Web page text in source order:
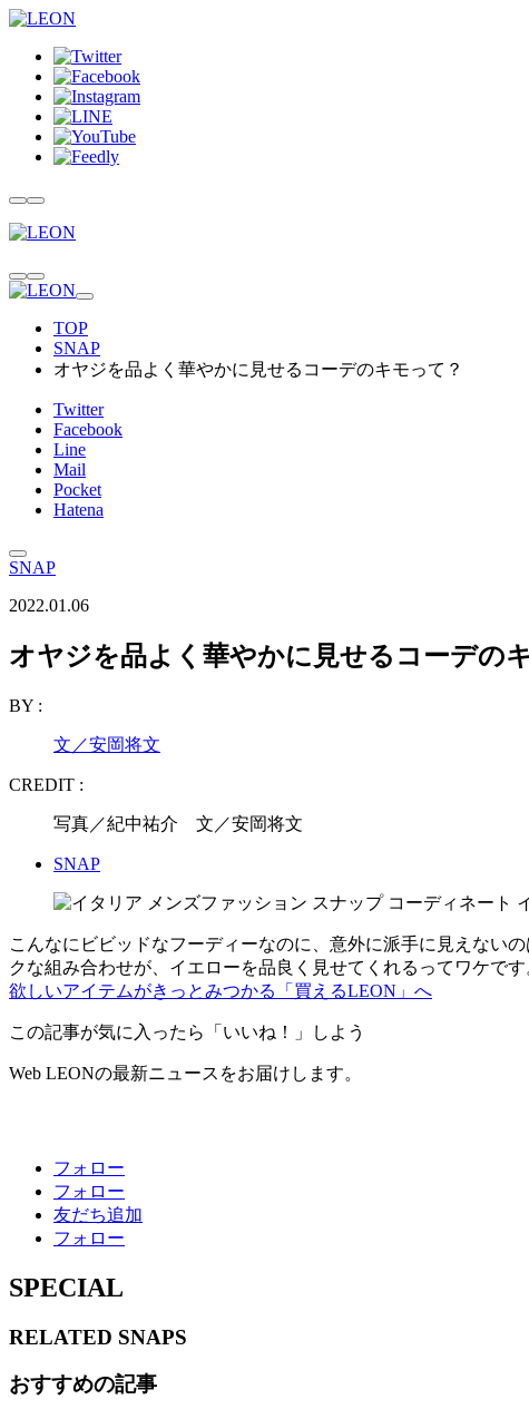
TOP
SNAP
オヤジを品よく華やかに見せるコーデのキモって？
Twitter
Facebook
Line
Mail
Pocket
Hatena
SNAP
2022.01.06
オヤジを品よく華やかに見せるコーデの
BY :
文／安岡将文
CREDIT :
写真／紀中祐介 文／安岡将文
SNAP
こんなにビビッドなフーディーなのに、意外に派手に見えない
クな組み合わせが、イエローを品良く見せてくれるってワケです
欲しいアイテムがきっとみつかる「買えるLEON」へ
この記事が気に入ったら「いいね！」しよう
Web LEONの最新ニュースをお届けします。
フォロー
フォロー
友だち追加
フォロー
SPECIAL
RELATED SNAPS
おすすめの記事